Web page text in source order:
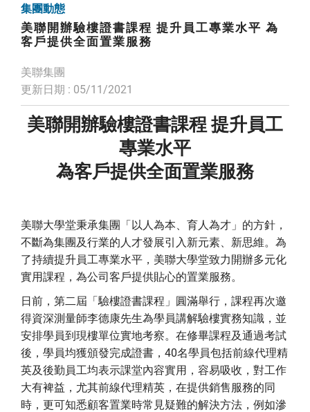
集團動態
美聯開辦驗樓證書課程 提升員工專業水平 為
客戶提供全面置業服務
美聯集團
更新日期 : 05/11/2021
美聯開辦驗樓證書課程 提升員工
專業水平
為客戶提供全面置業服務
美聯大學堂秉承集團「以人為本、育人為才」的方針，
不斷為集團及行業的人才發展引入新元素、新思維。為
了持續提升員工專業水平，美聯大學堂致力開辦多元化
實用課程，為公司客戶提供貼心的置業服務。
日前，第二屆「驗樓證書課程」圓滿舉行，課程再次邀
得資深測量師李德康先生為學員講解驗樓實務知識，並
安排學員到現樓單位實地考察。在修畢課程及通過考試
後，學員均獲頒發完成證書，40名學員包括前線代理精
英及後勤員工均表示課堂內容實用，容易吸收，對工作
大有裨益，尤其前線代理精英，在提供銷售服務的同
時，更可知悉顧客置業時常見疑難的解決方法，例如滲